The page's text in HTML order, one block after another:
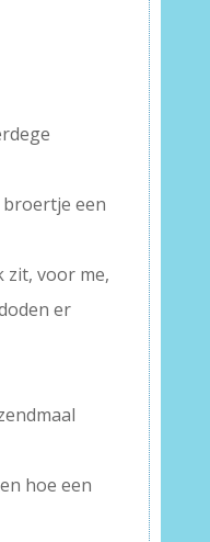
een
zit, voor me,
er
hoe een